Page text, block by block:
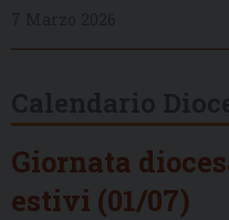
Giornata
estivi (01/07)